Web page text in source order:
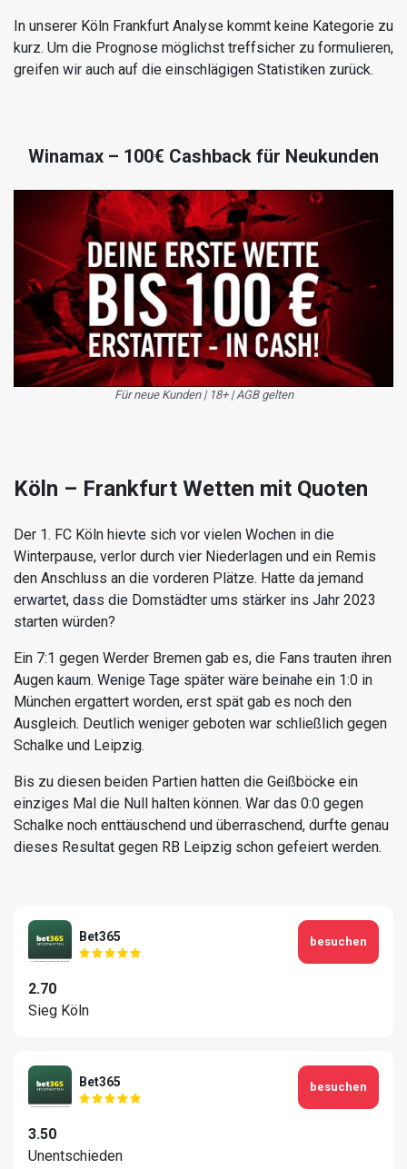
In unserer Köln Frankfurt Analyse kommt keine Kategorie zu
kurz. Um die Prognose möglichst treffsicher zu formulieren,
greifen wir auch auf die einschlägigen Statistiken zurück.
Winamax – 100€ Cashback für Neukunden
Für neue Kunden | 18+ | AGB gelten
Köln – Frankfurt Wetten mit Quoten
Der 1. FC Köln hievte sich vor vielen Wochen in die
Winterpause, verlor durch vier Niederlagen und ein Remis
den Anschluss an die vorderen Plätze. Hatte da jemand
erwartet, dass die Domstädter ums stärker ins Jahr 2023
starten würden?
Ein 7:1 gegen Werder Bremen gab es, die Fans trauten ihren
Augen kaum. Wenige Tage später wäre beinahe ein 1:0 in
München ergattert worden, erst spät gab es noch den
Ausgleich. Deutlich weniger geboten war schließlich gegen
Schalke und Leipzig.
Bis zu diesen beiden Partien hatten die Geißböcke ein
einziges Mal die Null halten können. War das 0:0 gegen
Schalke noch enttäuschend und überraschend, durfte genau
dieses Resultat gegen RB Leipzig schon gefeiert werden.
Bet365
2.70
Sieg Köln
besuchen
Bet365
3.50
Unentschieden
besuchen